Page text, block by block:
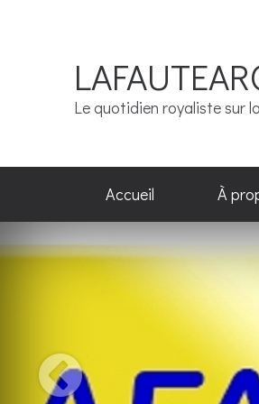
Le quotidien royaliste sur
Accueil À